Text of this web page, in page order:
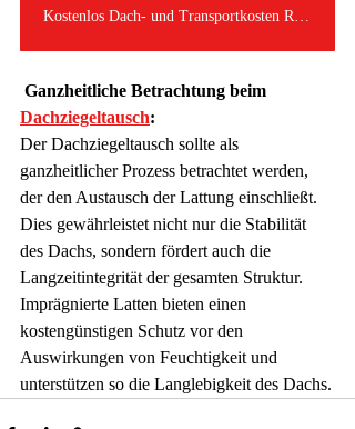
Ganzheitliche Betrachtung beim
Dachziegeltausch:
Der Dachziegeltausch sollte als
ganzheitlicher Prozess betrachtet werden,
der den Austausch der Lattung einschließt.
Dies gewährleistet nicht nur die Stabilität
des Dachs, sondern fördert auch die
Langzeitintegrität der gesamten Struktur.
Imprägnierte Latten bieten einen
kostengünstigen Schutz vor den
Auswirkungen von Feuchtigkeit und
unterstützen so die Langlebigkeit des Dachs.